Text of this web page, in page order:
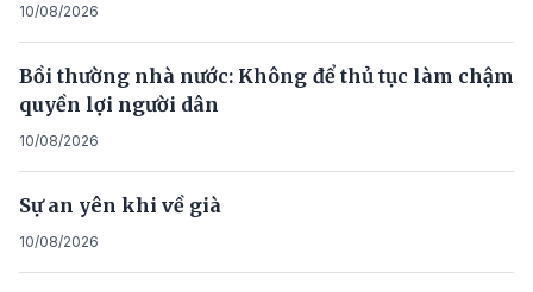
10/08/2026
Bồi thường nhà nước: Không để thủ tục làm chậm
quyền lợi người dân
10/08/2026
Sự an yên khi về già
10/08/2026